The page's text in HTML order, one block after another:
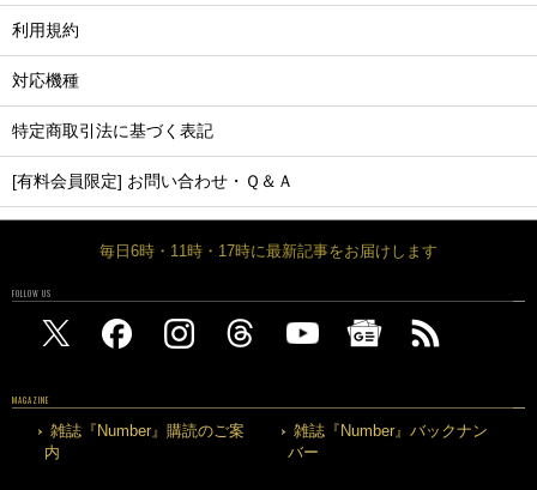
利用規約
対応機種
特定商取引法に基づく表記
[有料会員限定] お問い合わせ・Ｑ＆Ａ
毎日6時・11時・17時に最新記事をお届けします
FOLLOW US
MAGAZINE
雑誌『Number』購読のご案
内
雑誌『Number』バックナン
バー